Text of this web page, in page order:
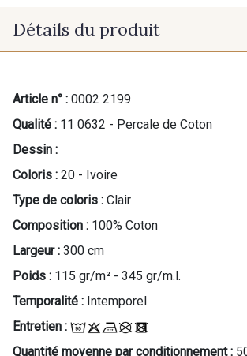
Détails du produit
Article n° : 0002 2199
Qualité : 11 0632 - Percale de Coton
Dessin :
Coloris : 20 - Ivoire
Type de coloris : Clair
Composition : 100% Coton
Largeur : 300 cm
Poids : 115 gr/m² - 345 gr/m.l.
Temporalité : Intemporel
Entretien :
Quantité moyenne par conditionnement :
Cadeau : 10% offerts sur
commande !
Pour vous, couture rime avec
Vous aimez les beaux tissus
nouveautés, d’inspirations et de
Je m'abonne à la newsletter